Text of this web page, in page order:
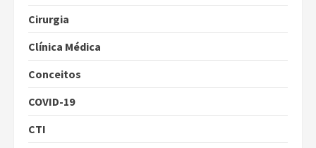
Cirurgia
Clínica Médica
Conceitos
COVID-19
CTI